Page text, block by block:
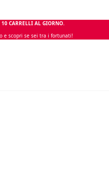
CARRELLI AL GIORNO.
e scopri se sei tra i fortunati!